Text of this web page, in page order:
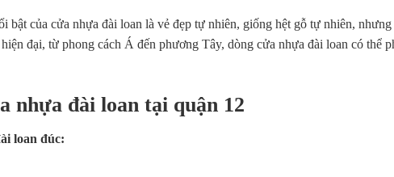
bật của cửa nhựa đài loan là vẻ đẹp tự nhiên, giống hệt gỗ tự nhiên,
đại, từ phong cách Á đến phương Tây, dòng cửa nhựa đài loan có thể
nhựa đài loan tại quận 12
loan đúc: